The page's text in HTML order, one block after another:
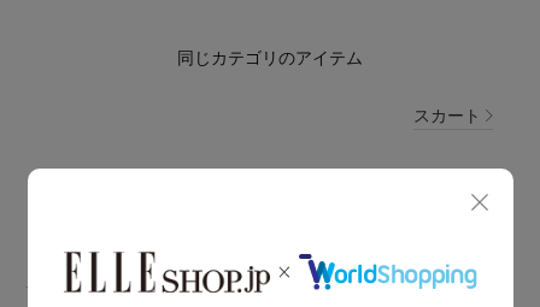
同じカテゴリのアイテム
スカート
エブールに関連するニュース